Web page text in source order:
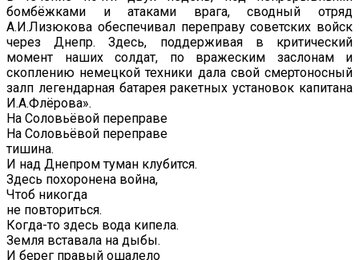
бомбёжками и атаками врага, сводный отряд
А.И.Лизюкова обеспечивал переправу советских войск
через Днепр. Здесь, поддерживая в критический
момент наших солдат, по вражеским заслонам и
скоплению немецкой техники дала свой смертоносный
залп легендарная батарея ракетных установок капитана
И.А.Флёрова».
На Соловьёвой переправе
На Соловьёвой переправе
тишина.
И над Днепром туман клубится.
Здесь похоронена война,
Чтоб никогда
не повториться.
Когда-то здесь вода кипела.
Земля вставала на дыбы.
И берег правый ошалело